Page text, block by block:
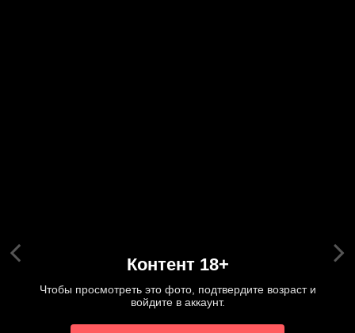
Контент 18+
Чтобы просмотреть это фото, подтвердите возраст и
войдите в аккаунт.